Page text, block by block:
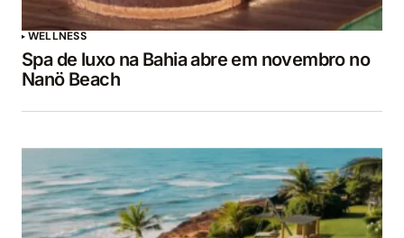
WELLNESS
Spa de luxo na Bahia abre em novembro no
Nanö Beach